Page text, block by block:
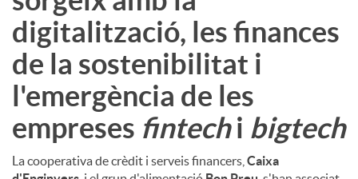
digitalització, les finances
de la sostenibilitat i
l'emergència de les
empreses fintechi bigtech
La cooperativa de crèdit i serveis financers, Caixa